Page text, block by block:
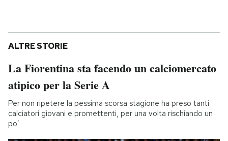
ALTRE STORIE
La Fiorentina sta facendo un calciomercato
atipico per la Serie A
Per non ripetere la pessima scorsa stagione ha preso tanti
calciatori giovani e promettenti, per una volta rischiando un
po’